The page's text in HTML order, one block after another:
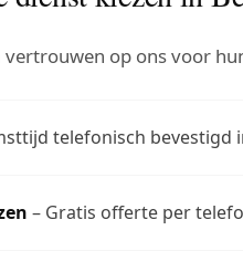
op ons voor
telefonisch bevestigd
– Gratis offerte per